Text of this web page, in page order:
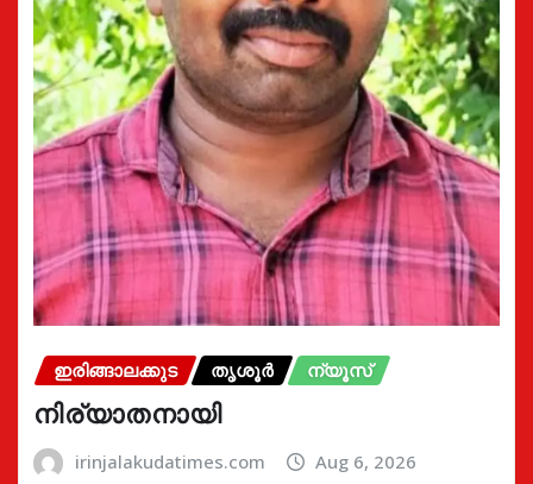
ഇരിങ്ങാലക്കുട തൃശൂർ ന്യൂസ്
നിര്യാതനായി
irinjalakudatimes.com Aug 6, 2026